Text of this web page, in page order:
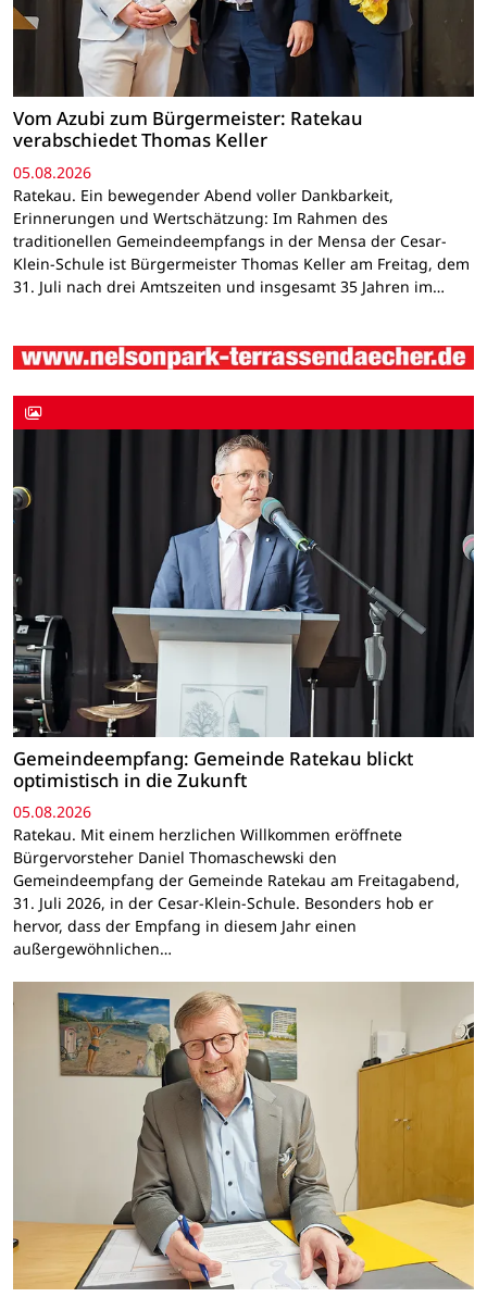
Vom Azubi zum Bürgermeister: Ratekau
verabschiedet Thomas Keller
05.08.2026
Ratekau. Ein bewegender Abend voller Dankbarkeit,
Erinnerungen und Wertschätzung: Im Rahmen des
traditionellen Gemeindeempfangs in der Mensa der Cesar-
Klein-Schule ist Bürgermeister Thomas Keller am Freitag, dem
31. Juli nach drei Amtszeiten und insgesamt 35 Jahren im…
Gemeindeempfang: Gemeinde Ratekau blickt
optimistisch in die Zukunft
05.08.2026
Ratekau. Mit einem herzlichen Willkommen eröffnete
Bürgervorsteher Daniel Thomaschewski den
Gemeindeempfang der Gemeinde Ratekau am Freitagabend,
31. Juli 2026, in der Cesar-Klein-Schule. Besonders hob er
hervor, dass der Empfang in diesem Jahr einen
außergewöhnlichen…